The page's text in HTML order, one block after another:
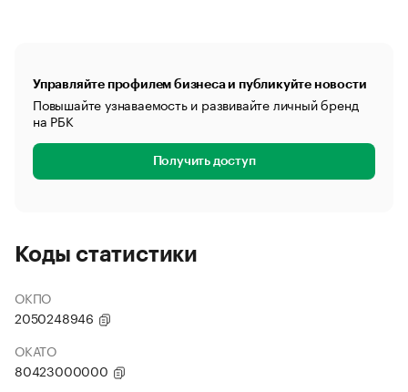
Управляйте профилем бизнеса и публикуйте новости
Повышайте узнаваемость и развивайте личный бренд
на РБК
Получить доступ
Коды статистики
ОКПО
2050248946
ОКАТО
80423000000